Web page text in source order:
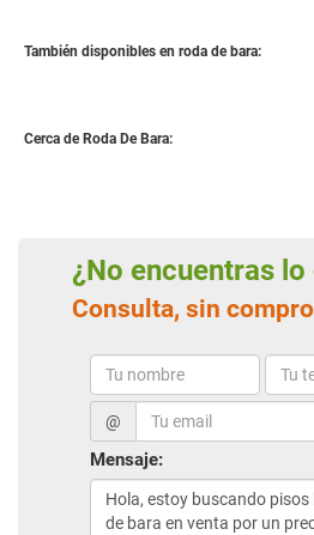
También disponibles en roda de bara:
Cerca de Roda De Bara:
¿No encuentras
Consulta, sin
@
Mensaje: